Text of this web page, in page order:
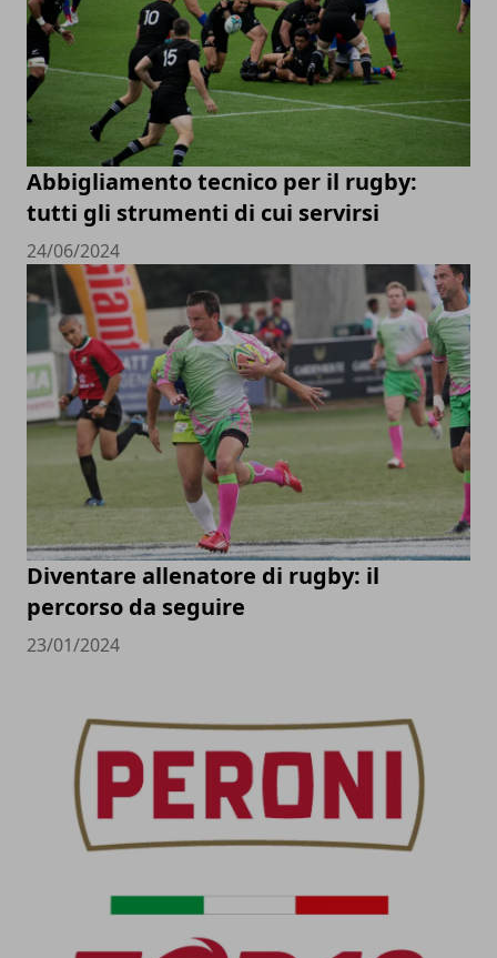
Abbigliamento tecnico per il rugby:
tutti gli strumenti di cui servirsi
24/06/2024
Diventare allenatore di rugby: il
percorso da seguire
23/01/2024